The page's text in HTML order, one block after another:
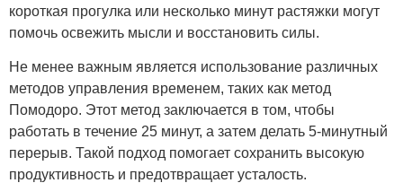
короткая прогулка или несколько минут растяжки могут
помочь освежить мысли и восстановить силы.
Не менее важным является использование различных
методов управления временем, таких как метод
Помодоро. Этот метод заключается в том, чтобы
работать в течение 25 минут, а затем делать 5-минутный
перерыв. Такой подход помогает сохранить высокую
продуктивность и предотвращает усталость.